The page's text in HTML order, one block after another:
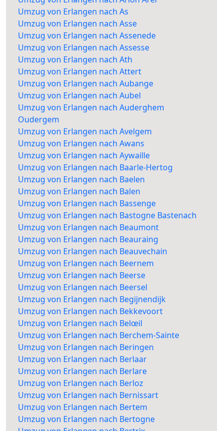
Umzug von Erlangen nach As
Umzug von Erlangen nach Asse
Umzug von Erlangen nach Assenede
Umzug von Erlangen nach Assesse
Umzug von Erlangen nach Ath
Umzug von Erlangen nach Attert
Umzug von Erlangen nach Aubange
Umzug von Erlangen nach Aubel
Umzug von Erlangen nach Auderghem
Oudergem
Umzug von Erlangen nach Avelgem
Umzug von Erlangen nach Awans
Umzug von Erlangen nach Aywaille
Umzug von Erlangen nach Baarle-Hertog
Umzug von Erlangen nach Baelen
Umzug von Erlangen nach Balen
Umzug von Erlangen nach Bassenge
Umzug von Erlangen nach Bastogne Bastenach
Umzug von Erlangen nach Beaumont
Umzug von Erlangen nach Beauraing
Umzug von Erlangen nach Beauvechain
Umzug von Erlangen nach Beernem
Umzug von Erlangen nach Beerse
Umzug von Erlangen nach Beersel
Umzug von Erlangen nach Begijnendijk
Umzug von Erlangen nach Bekkevoort
Umzug von Erlangen nach Belœil
Umzug von Erlangen nach Berchem-Sainte
Umzug von Erlangen nach Beringen
Umzug von Erlangen nach Berlaar
Umzug von Erlangen nach Berlare
Umzug von Erlangen nach Berloz
Umzug von Erlangen nach Bernissart
Umzug von Erlangen nach Bertem
Umzug von Erlangen nach Bertogne